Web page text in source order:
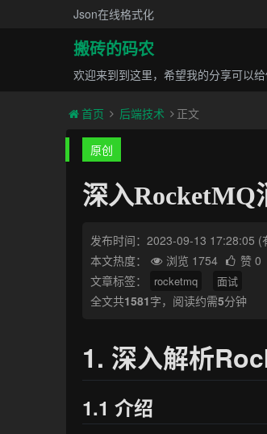
Json在线格式化
搬砖的码农
欢迎来到到这里，希望我的分享可以给
首页 后端技术 正文
原创
深入RocketMQ
发布时间：2023-09-13 17:28:05 (
本文热度：
浏览 1754 赞 0
文章标签：
rocketmq 面试
全文共1581字，阅读约需5分钟
1. 深入解析
1.1 介绍